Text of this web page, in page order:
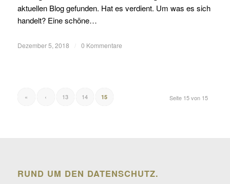
aktuellen Blog gefunden. Hat es verdient. Um was es sich
handelt? Eine schöne…
Dezember 5, 2018 0 Kommentare
Seite 15 von 15
« ‹ 13 14 15
RUND UM DEN DATENSCHUTZ.